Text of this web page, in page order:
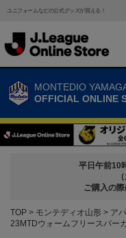
ユニフォームなどの公式グッズが買える！
MONTEDIO
OFFICIAL ONLINE
平日午前10
ご購入の際
TOP モンテディオ山形 ア
23MTDウォームフリースパー